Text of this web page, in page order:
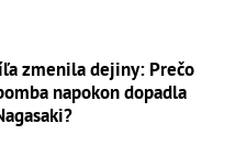
zmenila dejiny: Prečo
napokon dopadla